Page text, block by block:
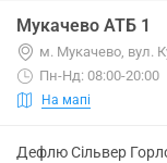
Мукачево АТБ 1
м. Мукачево, вул.
Пн-Нд: 08:00-20:00
На мапі
Дефлю Сільвер